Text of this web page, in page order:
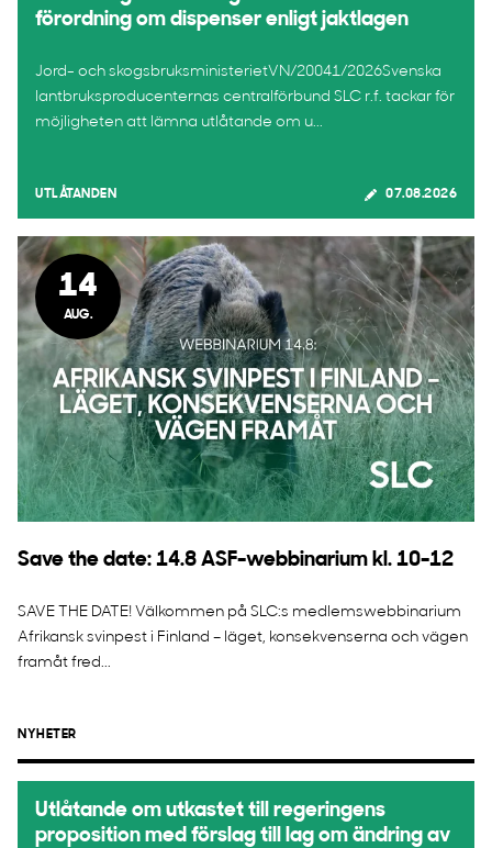
förordning om dispenser enligt jaktlagen
Jord- och skogsbruksministerietVN/20041/2026Svenska
lantbruksproducenternas centralförbund SLC r.f. tackar för
möjligheten att lämna utlåtande om u...
UTLÅTANDEN 07.08.2026
14
AUG.
Save the date: 14.8 ASF-webbinarium kl. 10-12
SAVE THE DATE! Välkommen på SLC:s medlemswebbinarium
Afrikansk svinpest i Finland – läget, konsekvenserna och vägen
framåt fred...
NYHETER
Utlåtande om utkastet till regeringens
proposition med förslag till lag om ändring av